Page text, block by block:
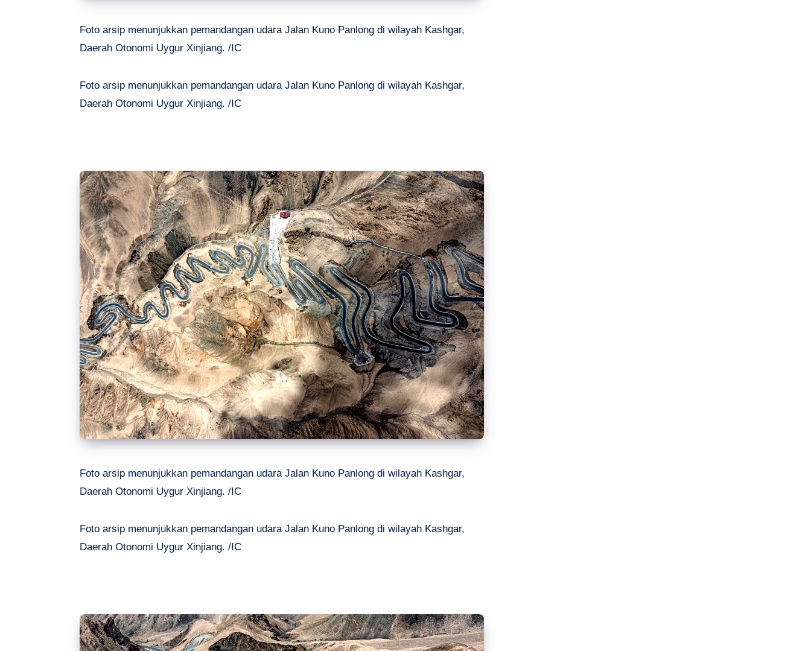
Foto arsip menunjukkan pemandangan udara Jalan Kuno Panlong di wilayah Kashgar,
Daerah Otonomi Uygur Xinjiang. /IC
Foto arsip menunjukkan pemandangan udara Jalan Kuno Panlong di wilayah Kashgar,
Daerah Otonomi Uygur Xinjiang. /IC
Foto arsip menunjukkan pemandangan udara Jalan Kuno Panlong di wilayah Kashgar,
Daerah Otonomi Uygur Xinjiang. /IC
Foto arsip menunjukkan pemandangan udara Jalan Kuno Panlong di wilayah Kashgar,
Daerah Otonomi Uygur Xinjiang. /IC